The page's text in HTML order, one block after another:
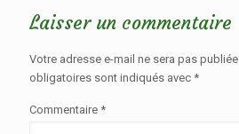
Laisser un commentaire
Votre adresse e-mail ne sera pas publiée.
obligatoires sont indiqués avec *
Commentaire *